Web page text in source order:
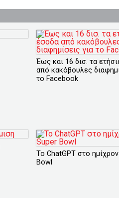
Έως και 16 δισ. τα
από κακόβουλες
το Facebook
Το ChatGPT στο
Bowl